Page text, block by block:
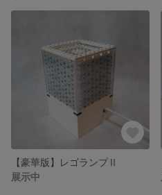
【豪華版】レゴランプⅡ
展示中